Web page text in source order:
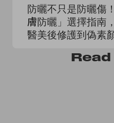
防曬不只是防曬傷
膚防曬」選擇指南
醫美後修護到偽素
Read